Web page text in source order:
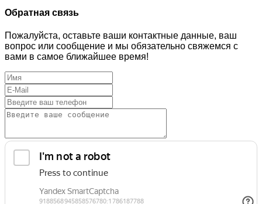
Обратная связь
Пожалуйста, оставьте ваши контактные данные, ваш
вопрос или сообщение и мы обязательно свяжемся с
вами в самое ближайшее время!